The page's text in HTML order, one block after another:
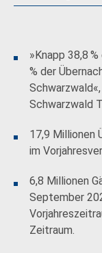
»Knapp 38,8
% der
Schwarzwald
17,9 Millionen
im
6,8 Millionen
September
Zeitraum.